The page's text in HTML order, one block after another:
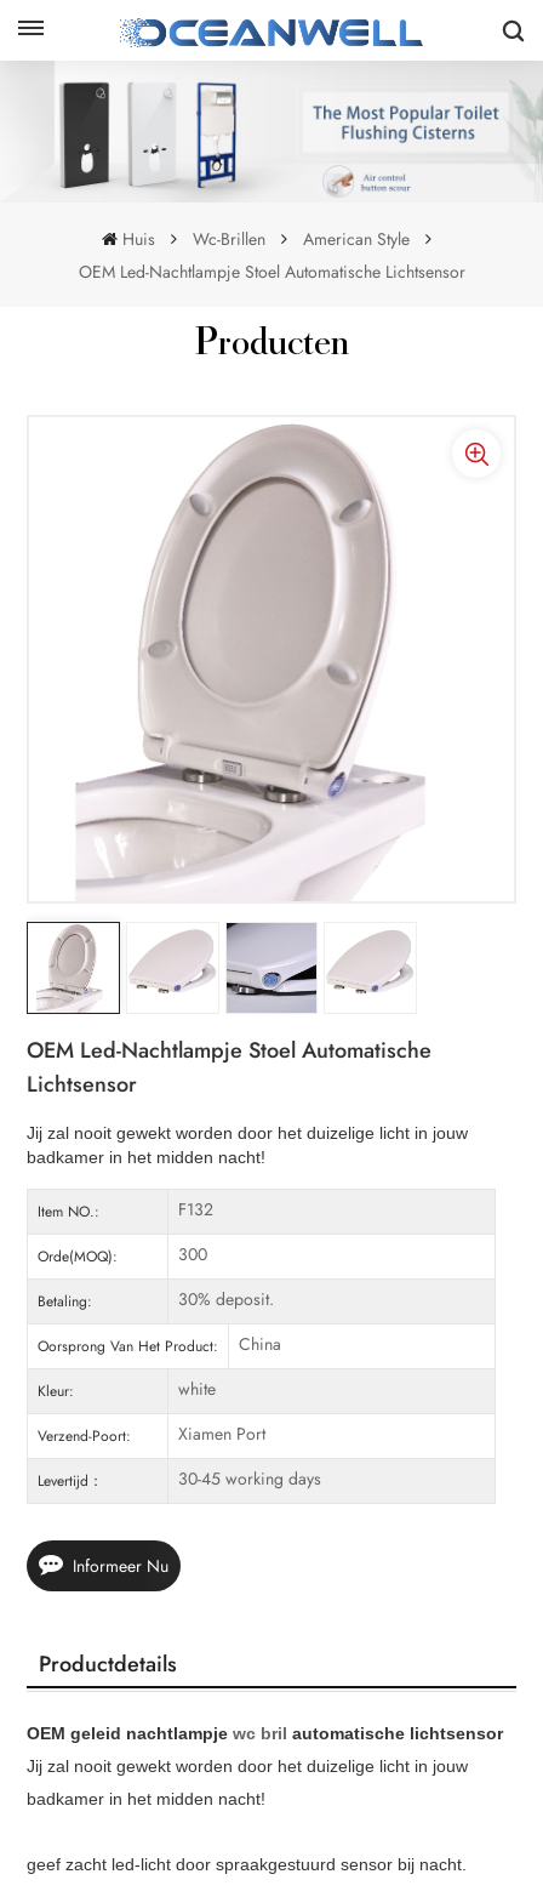
Huis Wc-Brillen
American Style
OEM Led-Nachtlampje Stoel Automatische Lichtsensor
Producten
OEM Led-Nachtlampje Stoel Automatische
Lichtsensor
Jij zal nooit gewekt worden door het duizelige licht in jouw
badkamer in het midden nacht!
Item NO.: F132
Orde(MOQ): 300
Betaling: 30% deposit.
Oorsprong Van Het Product: China
Kleur: white
Verzend-Poort: Xiamen Port
Levertijd： 30-45 working days
Informeer Nu
Productdetails
OEM geleid nachtlampje wc bril automatische lichtsensor
Jij zal nooit gewekt worden door het duizelige licht in jouw
badkamer in het midden nacht!
geef zacht led-licht door spraakgestuurd sensor bij nacht.